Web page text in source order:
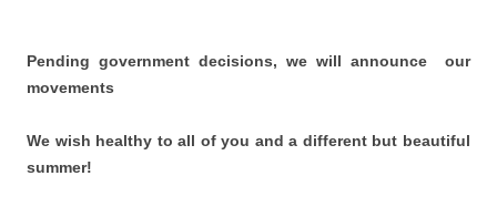
Pending government decisions, we will announce our
movements
We wish healthy to all of you and a different but beautiful
summer!